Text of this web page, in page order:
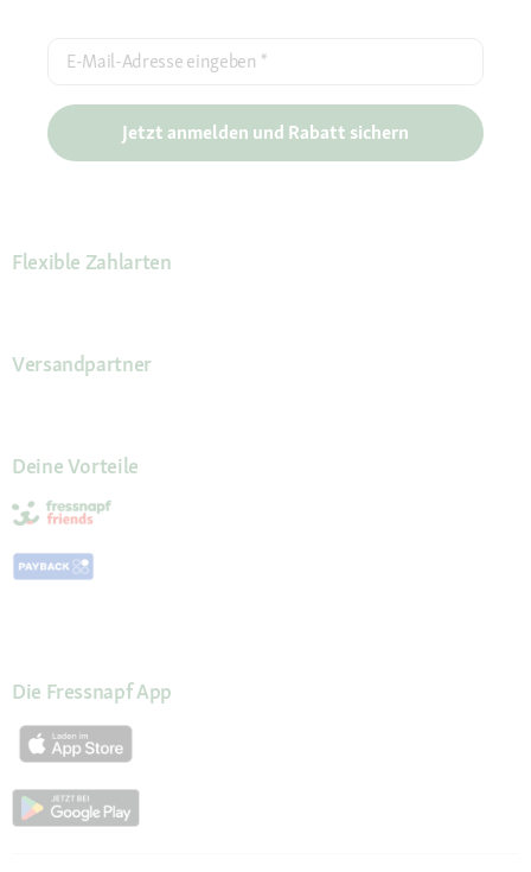
E-Mail-Adresse eingeben *
Jetzt anmelden und Rabatt sichern
Flexible Zahlarten
Versandpartner
Deine Vorteile
Die Fressnapf App